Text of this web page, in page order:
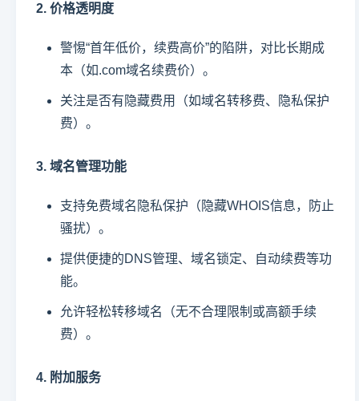
2. 价格透明度
警惕“首年低价，续费高价”的陷阱，对比长期成
本（如.com域名续费价）。
关注是否有隐藏费用（如域名转移费、隐私保护
费）。
3. 域名管理功能
支持免费域名隐私保护（隐藏WHOIS信息，防止
骚扰）。
提供便捷的DNS管理、域名锁定、自动续费等功
能。
允许轻松转移域名（无不合理限制或高额手续
费）。
4. 附加服务